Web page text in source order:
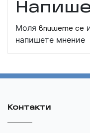
Моля впишете се
напишете мнение
Контакти